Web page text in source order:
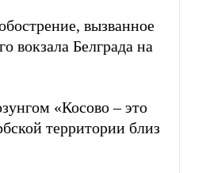
вызванное
вокзала Белграда на
«Косово – это
территории близ